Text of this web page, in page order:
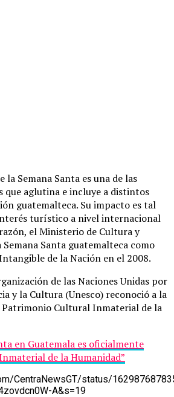
la Semana Santa es una de las
que aglutina e incluye a distintos
guatemalteca. Su impacto es tal
turístico a nivel internacional
el Ministerio de Cultura y
Santa guatemalteca como
de la Nación en el 2008.
de las Naciones Unidas por
y la Cultura (Unesco) reconoció a la
Patrimonio Cultural Inmaterial de la
en Guatemala es oficialmente
de la Humanidad”
CentraNewsGT/status/
A&s=19